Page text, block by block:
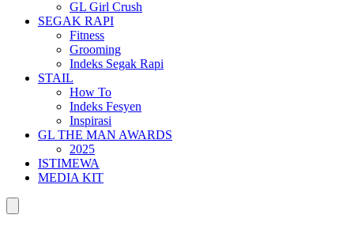
GL Girl Crush
SEGAK RAPI
Fitness
Grooming
Indeks Segak Rapi
STAIL
How To
Indeks Fesyen
Inspirasi
GL THE MAN AWARDS
2025
ISTIMEWA
MEDIA KIT